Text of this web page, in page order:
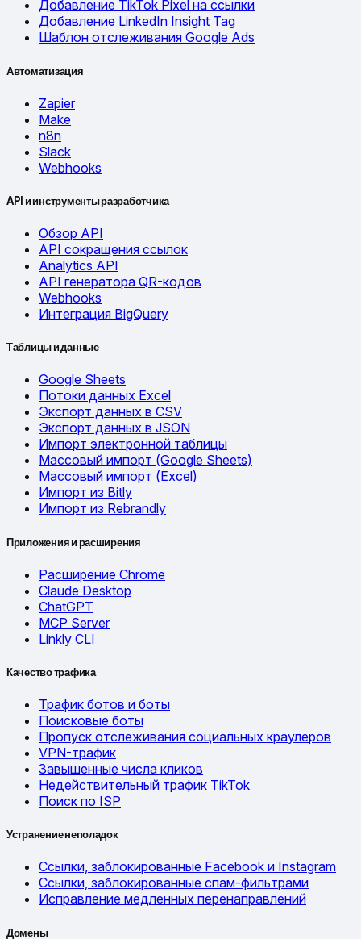
Добавление TikTok Pixel на ссылки
Добавление LinkedIn Insight Tag
Шаблон отслеживания Google Ads
Автоматизация
Zapier
Make
n8n
Slack
Webhooks
API и инструменты разработчика
Обзор API
API сокращения ссылок
Analytics API
API генератора QR-кодов
Webhooks
Интеграция BigQuery
Таблицы и данные
Google Sheets
Потоки данных Excel
Экспорт данных в CSV
Экспорт данных в JSON
Импорт электронной таблицы
Массовый импорт (Google Sheets)
Массовый импорт (Excel)
Импорт из Bitly
Импорт из Rebrandly
Приложения и расширения
Расширение Chrome
Claude Desktop
ChatGPT
MCP Server
Linkly CLI
Качество трафика
Трафик ботов и боты
Поисковые боты
Пропуск отслеживания социальных краулеров
VPN-трафик
Завышенные числа кликов
Недействительный трафик TikTok
Поиск по ISP
Устранение неполадок
Ссылки, заблокированные Facebook и Instagram
Ссылки, заблокированные спам-фильтрами
Исправление медленных перенаправлений
Домены